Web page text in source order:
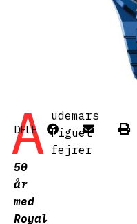
A udemars
Piguet
fejrer
50
år
med
Royal
DELE